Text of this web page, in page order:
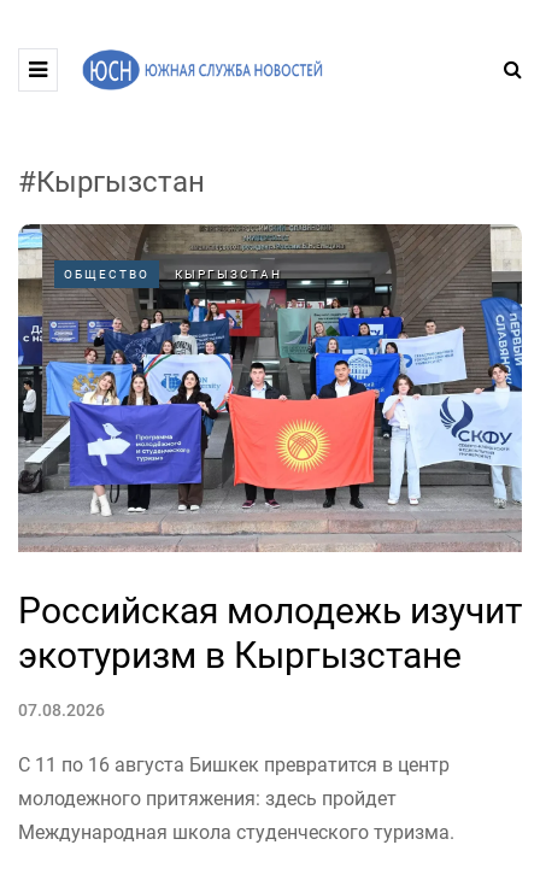
#Кыргызстан
ОБЩЕСТВО КЫРГЫЗСТАН
Российская молодежь изучит
экотуризм в Кыргызстане
07.08.2026
С 11 по 16 августа Бишкек превратится в центр
молодежного притяжения: здесь пройдет
Международная школа студенческого туризма.